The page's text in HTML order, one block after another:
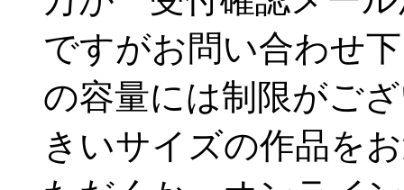
ですがお問い合わせ
の容量には制限がご
きいサイズの作品を